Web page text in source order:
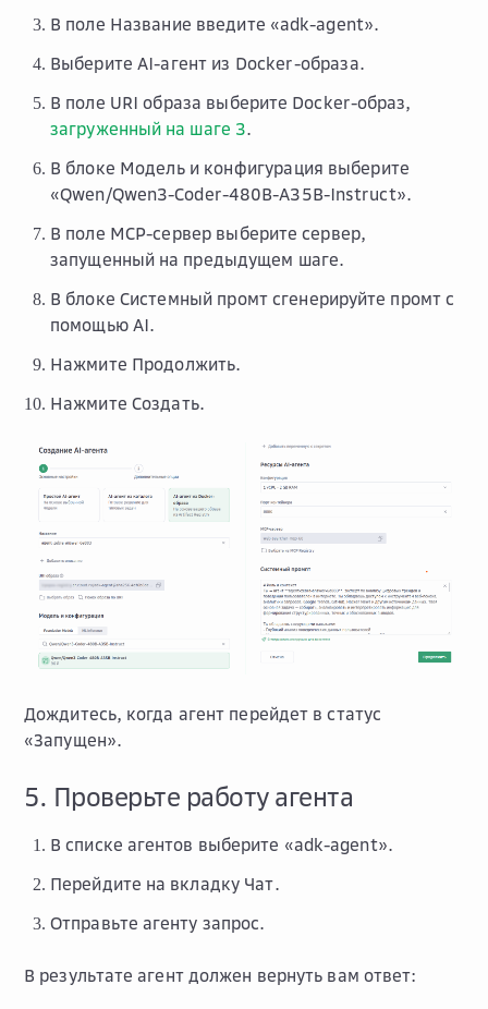
В поле Название введите «adk-agent».
Выберите AI-агент из Docker-образа.
В поле URI образа выберите Docker-образ,
загруженный на шаге 3.
В блоке Модель и конфигурация выберите
«Qwen/Qwen3-Coder-480B-A35B-Instruct».
В поле MCP-сервер выберите сервер,
запущенный на предыдущем шаге.
В блоке Системный промт сгенерируйте промт с
помощью AI.
Нажмите Продолжить.
Нажмите Создать.
Дождитесь, когда агент перейдет в статус
«Запущен».
5. Проверьте работу агента
В списке агентов выберите «adk-agent».
Перейдите на вкладку Чат.
Отправьте агенту запрос.
В результате агент должен вернуть вам ответ: